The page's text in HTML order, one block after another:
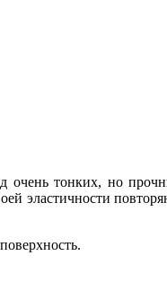
очень тонких, но
эластичности